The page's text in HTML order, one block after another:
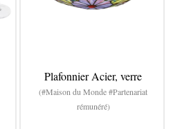
Plafonnier Acier, verre
(#Maison du Monde #Partenariat
rémunéré)